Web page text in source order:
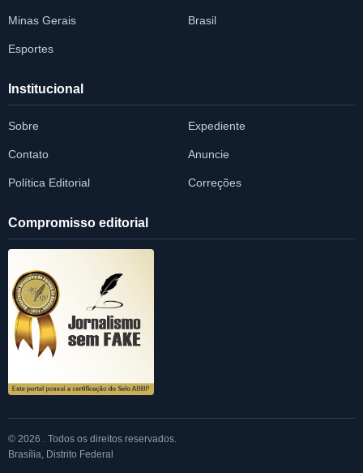
Minas Gerais Brasil
Esportes
Institucional
Sobre Expediente
Contato Anuncie
Política Editorial Correções
Compromisso editorial
© 2026 . Todos os direitos reservados.
Brasília, Distrito Federal